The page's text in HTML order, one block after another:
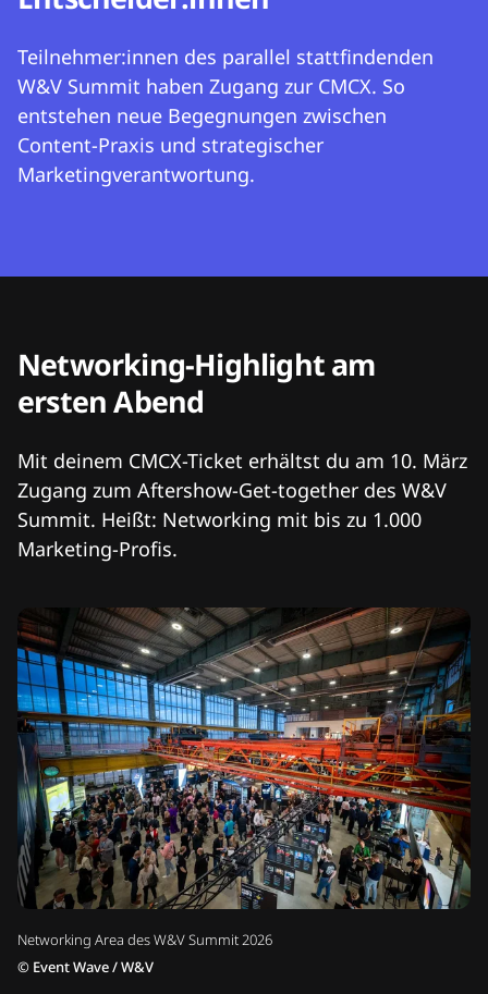
Teilnehmer:innen des parallel stattfindenden
W&V Summit haben Zugang zur CMCX. So
entstehen neue Begegnungen zwischen
Content-Praxis und strategischer
Marketingverantwortung.
Networking Area des W&V Summit 2026
© Event Wave / W&V
Networking-Highlight am
ersten Abend
Mit deinem CMCX-Ticket erhältst du am 10. März
Zugang zum Aftershow-Get-together des W&V
Summit. Heißt: Networking mit bis zu 1.000
Marketing-Profis.